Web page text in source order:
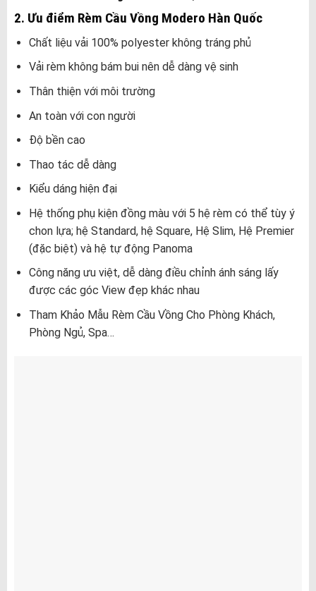
2. Ưu điểm Rèm Cầu Vồng Modero Hàn Quốc
Chất liệu vải 100% polyester không tráng phủ
Vải rèm không bám bui nên dễ dàng vệ sinh
Thân thiện với môi trường
An toàn với con người
Độ bền cao
Thao tác dễ dàng
Kiểu dáng hiện đại
Hệ thống phụ kiện đồng màu với 5 hệ rèm có thể tùy ý
chon lựa; hệ Standard, hệ Square, Hệ Slim, Hệ Premier
(đặc biệt) và hệ tự động Panoma
Công năng ưu việt, dễ dàng điều chỉnh ánh sáng lấy
được các góc View đẹp khác nhau
Tham Khảo Mẫu Rèm Cầu Vồng Cho Phòng Khách,
Phòng Ngủ, Spa…